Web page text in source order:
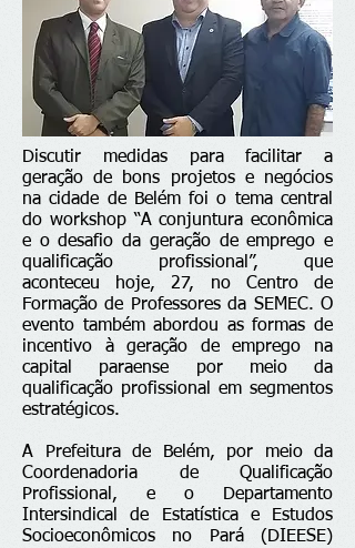
Discutir medidas para facilitar a
geração de bons projetos e negócios
na cidade de Belém foi o tema central
do workshop “A conjuntura econômica
e o desafio da geração de emprego e
qualificação profissional”, que
aconteceu hoje, 27, no Centro de
Formação de Professores da SEMEC. O
evento também abordou as formas de
incentivo à geração de emprego na
capital paraense por meio da
qualificação profissional em segmentos
estratégicos.
A Prefeitura de Belém, por meio da
Coordenadoria de Qualificação
Profissional, e o Departamento
Intersindical de Estatística e Estudos
Socioeconômicos no Pará (DIEESE)